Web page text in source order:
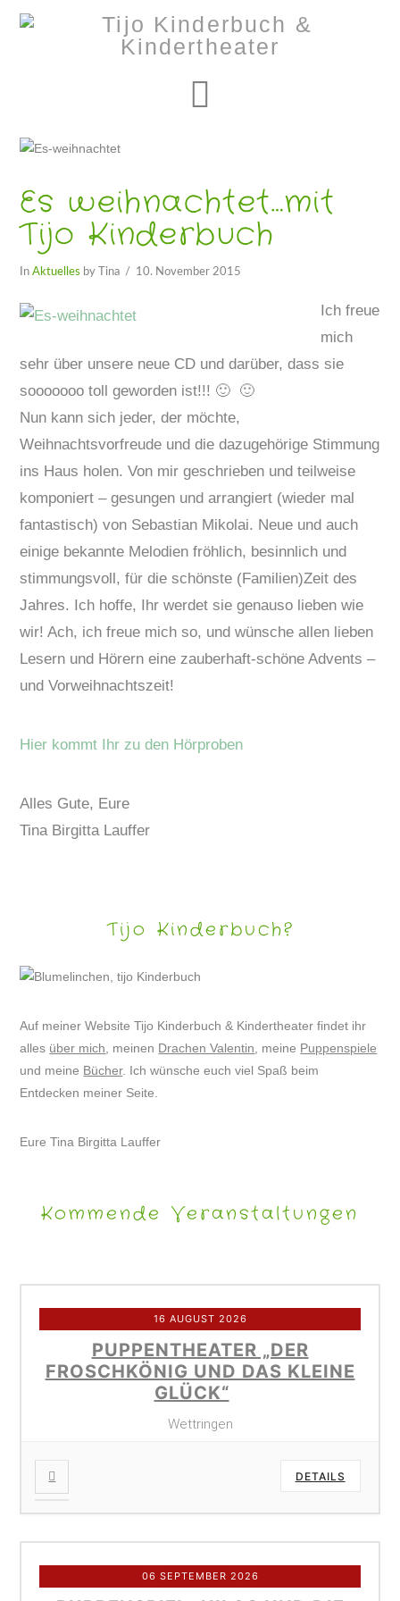
Es weihnachtet…mit
Tijo Kinderbuch
InAktuelles by Tina 10. November 2015
Ich freue
mich
sehr über unsere neue CD und darüber, dass sie
sooooooo toll geworden ist!!! 🙂 🙂
Nun kann sich jeder, der möchte,
Weihnachtsvorfreude und die dazugehörige Stimmung
ins Haus holen. Von mir geschrieben und teilweise
komponiert – gesungen und arrangiert (wieder mal
fantastisch) von Sebastian Mikolai. Neue und auch
einige bekannte Melodien fröhlich, besinnlich und
stimmungsvoll, für die schönste (Familien)Zeit des
Jahres. Ich hoffe, Ihr werdet sie genauso lieben wie
wir! Ach, ich freue mich so, und wünsche allen lieben
Lesern und Hörern eine zauberhaft-schöne Advents –
und Vorweihnachtszeit!
Hier kommt Ihr zu den Hörproben
Alles Gute, Eure
Tina Birgitta Lauffer
Tijo Kinderbuch?
Auf meiner Website Tijo Kinderbuch & Kindertheater findet ihr
alles über mich, meinen Drachen Valentin, meine Puppenspiele
und meine Bücher. Ich wünsche euch viel Spaß beim
Entdecken meiner Seite.
Eure Tina Birgitta Lauffer
Kommende Veranstaltungen
16 AUGUST 2026
PUPPENTHEATER „DER
FROSCHKÖNIG UND DAS KLEINE
GLÜCK“
Wettringen
DETAILS
06 SEPTEMBER 2026